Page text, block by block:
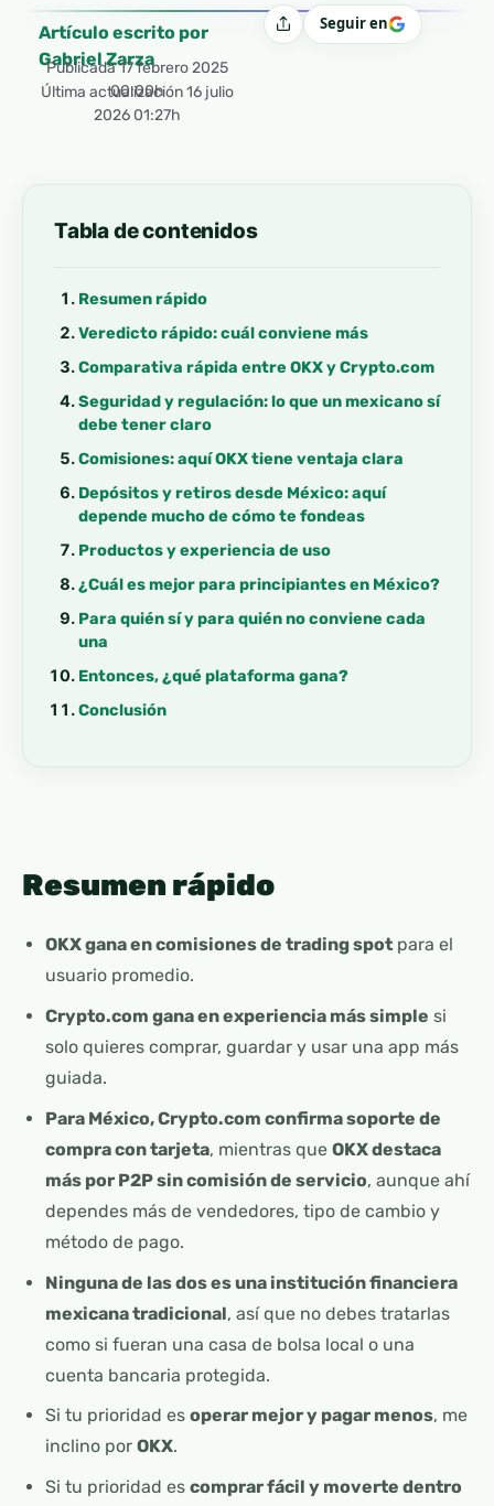
Artículo escrito por
Gabriel Zarza
Publicada17 febrero 2025
00:00h
Última actualización 16 julio
2026 01:27h
CompartirSeguir en
Tabla de contenidos
Resumen rápido
Veredicto rápido: cuál conviene más
Comparativa rápida entre OKX y Crypto.com
Seguridad y regulación: lo que un mexicano sí
debe tener claro
Comisiones: aquí OKX tiene ventaja clara
Depósitos y retiros desde México: aquí
depende mucho de cómo te fondeas
Productos y experiencia de uso
¿Cuál es mejor para principiantes en México?
Para quién sí y para quién no conviene cada
una
Entonces, ¿qué plataforma gana?
Conclusión
Resumen rápido
OKX gana en comisiones de trading spotpara el
usuario promedio.
Crypto.com gana en experiencia más simple si
solo quieres comprar, guardar y usar una app más
guiada.
Para México, Crypto.com confirma soporte de
compra con tarjeta, mientras que OKX destaca
más por P2P sin comisión de servicio, aunque ahí
dependes más de vendedores, tipo de cambio y
método de pago.
Ninguna de las dos es una institución financiera
mexicana tradicional, así que no debes tratarlas
como si fueran una casa de bolsa local o una
cuenta bancaria protegida.
Si tu prioridad es operar mejor y pagar menos, me
inclino por OKX.
Si tu prioridad es comprar fácil y moverte dentro